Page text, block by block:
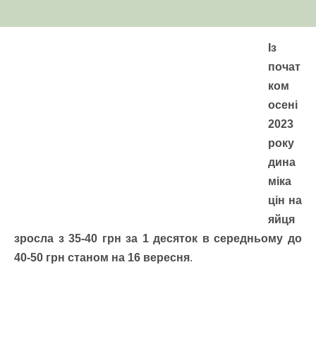
Із
почат
ком
осені
2023
року
дина
міка
цін на
яйця
зросла з 35-40 грн за 1 десяток в середньому до
40-50 грн станом на 16 вересня.